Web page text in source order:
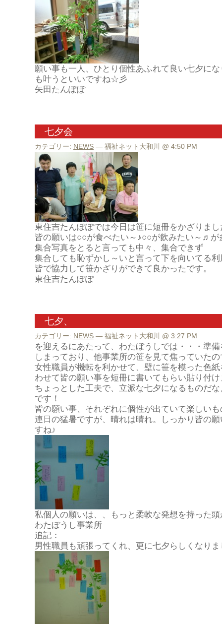
願い事も一人、ひとり個性あふれて良い七夕に
も叶うといいですね☆彡
矢田たんぽぽ
七夕会
カテゴリー: NEWS — 福祉ネット大和川 @ 4:50 PM
東住吉たんぽぽでは今日は笹に短冊をかざりまし
皆の願いは○○が食べたい～♪○○が飲みたい～♬が
集合写真をとると言っても中々、集合できず
集合しても恥ずかし～いと言って下を向いてる
皆で協力して笹かざりができて良かったです。
東住吉たんぽぽ
七夕、
カテゴリー: NEWS — 福祉ネット大和川 @ 3:27 PM
を迎えるにあたって、わたぼうしでは・・・準
しまっており、他事業所の笹を見て焦っていた
女性職員が機転を利かせて、壁に笹を模った色
わせて皆の願い事を短冊に書いてもらい貼り付
ちょっとした工夫で、立派な七夕になるものだ
です！
皆の願い事、それぞれに個性が出ていて楽しい
連日の猛暑ですが、晴れは晴れ。しっかり皆の
すね♪
私個人の願いは、、もっと柔軟な発想を持った
わたぼうし事業所
追記：
男性職員も頑張ってくれ、更に七夕らしくなり